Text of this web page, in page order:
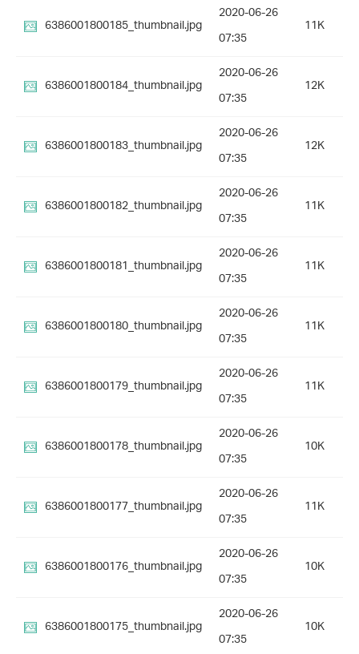
6386001800185_thumbnail.jpg
2020-06-26
07:35
11K
6386001800184_thumbnail.jpg
2020-06-26
07:35
12K
6386001800183_thumbnail.jpg
2020-06-26
07:35
12K
6386001800182_thumbnail.jpg
2020-06-26
07:35
11K
6386001800181_thumbnail.jpg
2020-06-26
07:35
11K
6386001800180_thumbnail.jpg
2020-06-26
07:35
11K
6386001800179_thumbnail.jpg
2020-06-26
07:35
11K
6386001800178_thumbnail.jpg
2020-06-26
07:35
10K
6386001800177_thumbnail.jpg
2020-06-26
07:35
11K
6386001800176_thumbnail.jpg
2020-06-26
07:35
10K
6386001800175_thumbnail.jpg
2020-06-26
07:35
10K